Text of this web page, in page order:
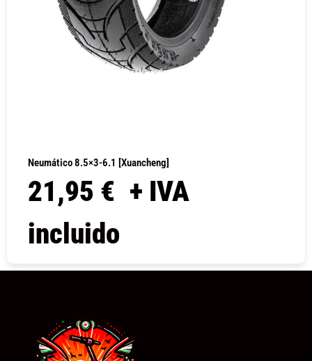
Neumático 8.5×3-6.1 [Xuancheng]
21,95 € + IVA
incluido